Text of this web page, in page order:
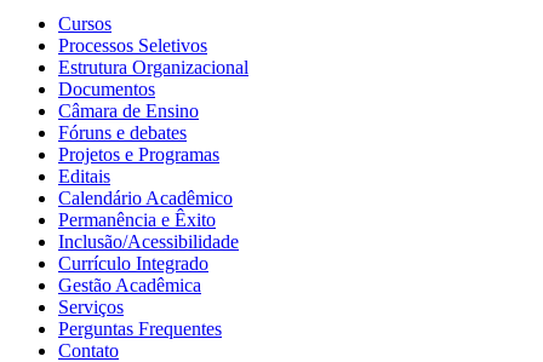
Cursos
Processos Seletivos
Estrutura Organizacional
Documentos
Câmara de Ensino
Fóruns e debates
Projetos e Programas
Editais
Calendário Acadêmico
Permanência e Êxito
Inclusão/Acessibilidade
Currículo Integrado
Gestão Acadêmica
Serviços
Perguntas Frequentes
Contato